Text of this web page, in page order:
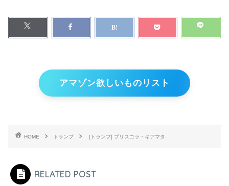
アマゾン欲しいものリスト
HOME トランプ [トランプ] ブリスコラ・キアマタ
RELATED POST